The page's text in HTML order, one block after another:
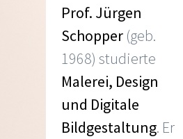
Prof. Jürgen
Schopper (geb.
1968) studierte
Malerei, Design
und Digitale
Bildgestaltung. Er